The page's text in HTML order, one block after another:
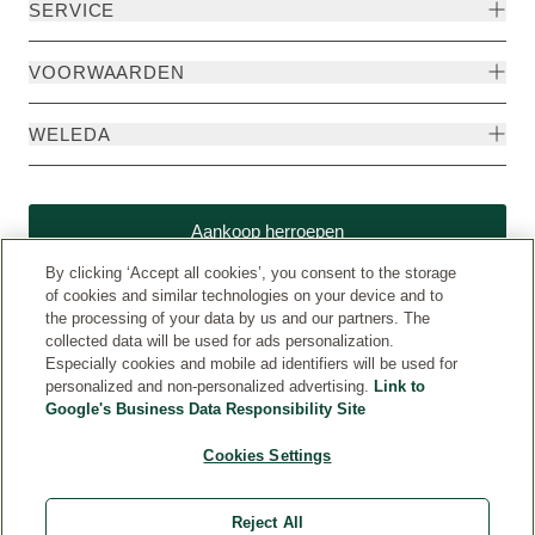
SERVICE
VOORWAARDEN
WELEDA
Aankoop herroepen
Weleda International (www.weleda.com) © Weleda 2026
By clicking ‘Accept all cookies’, you consent to the storage
of cookies and similar technologies on your device and to
the processing of your data by us and our partners. The
collected data will be used for ads personalization.
Especially cookies and mobile ad identifiers will be used for
personalized and non-personalized advertising. Link to
Google's Business Data Responsibility Site
Cookies Settings
Reject All